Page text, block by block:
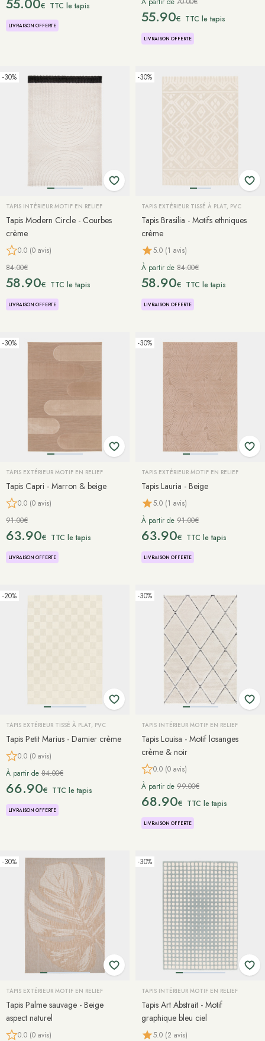
€ TTC le tapis
LIVRAISON OFFERTE 55.90€ TTC le tapis
LIVRAISON OFFERTE
-30%
TAPIS INTÉRIEUR MOTIF EN RELIEF
Tapis Modern Circle - Courbes
crème
0.0 (0 avis)
84.00€
58.90€ TTC le tapis
LIVRAISON OFFERTE
-30%
TAPIS EXTÉRIEUR TISSÉ À PLAT, PVC
Tapis Brasilia - Motifs ethniques
crème
5.0 (1 avis)
À partir de 84.00€
58.90€ TTC le tapis
LIVRAISON OFFERTE
-30%
TAPIS EXTÉRIEUR MOTIF EN RELIEF
Tapis Capri - Marron & beige
0.0 (0 avis)
91.00€
63.90€ TTC le tapis
LIVRAISON OFFERTE
-30%
TAPIS EXTÉRIEUR MOTIF EN RELIEF
Tapis Lauria - Beige
5.0 (1 avis)
À partir de 91.00€
63.90€ TTC le tapis
LIVRAISON OFFERTE
-20%
TAPIS EXTÉRIEUR TISSÉ À PLAT, PVC
Tapis Petit Marius - Damier crème
0.0 (0 avis)
À partir de 84.00€
66.90€ TTC le tapis
LIVRAISON OFFERTE
-30%
TAPIS INTÉRIEUR MOTIF EN RELIEF
Tapis Louisa - Motif losanges
crème & noir
0.0 (0 avis)
À partir de 99.00€
68.90€ TTC le tapis
LIVRAISON OFFERTE
-30%
TAPIS EXTÉRIEUR MOTIF EN RELIEF
Tapis Palme sauvage - Beige
aspect naturel
0.0 (0 avis)
-30%
TAPIS INTÉRIEUR MOTIF EN RELIEF
Tapis Art Abstrait - Motif
graphique bleu ciel
5.0 (2 avis)